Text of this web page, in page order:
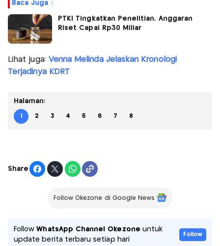
Baca Juga :
PTKI Tingkatkan Penelitian, Anggaran
Riset Capai Rp30 Miliar
Lihat juga: Venna Melinda Jelaskan Kronologi
Terjadinya KDRT
Halaman:
1 2 3 4 5 6 7 8
Share
Follow Okezone di Google News
FollowWhatsApp Channel Okezone untuk
update berita terbaru setiap hari
Follow